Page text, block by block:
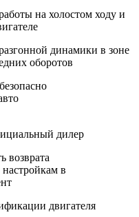
на холостом ходу и
динамики в зоне
оборотов
дилер
возврата
в
двигателя